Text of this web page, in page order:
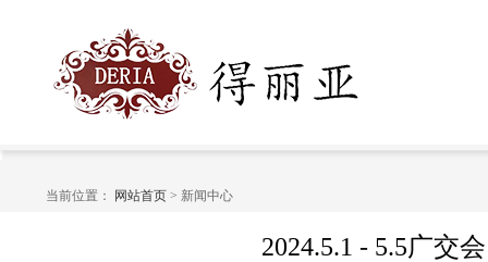
当前位置： 网站首页 > 新闻中心
2024.5.1 - 5.5广交会